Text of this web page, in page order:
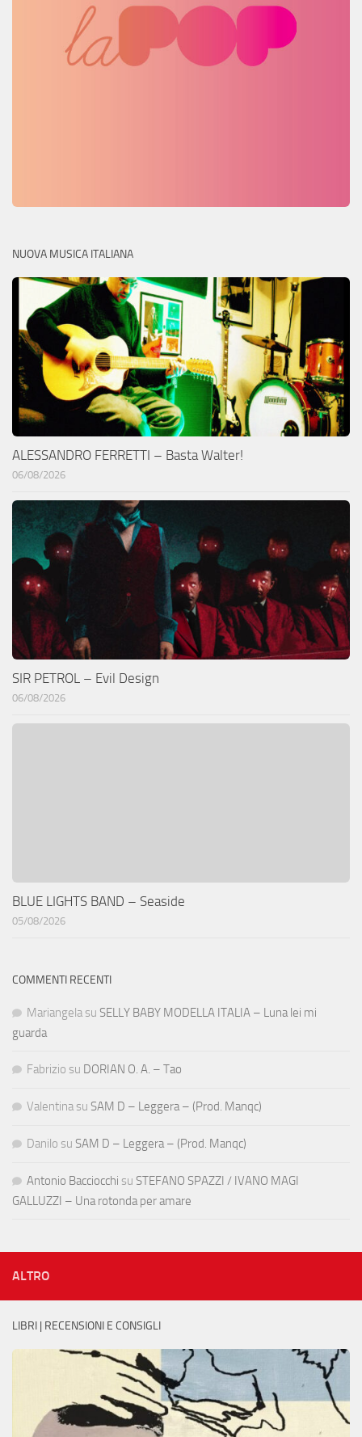
NUOVA MUSICA ITALIANA
ALESSANDRO FERRETTI – Basta Walter!
06/08/2026
SIR PETROL – Evil Design
06/08/2026
BLUE LIGHTS BAND – Seaside
05/08/2026
COMMENTI RECENTI
Mariangela su SELLY BABY MODELLA ITALIA – Luna lei mi
guarda
Fabrizio su DORIAN O. A. – Tao
Valentina su SAM D – Leggera – (Prod. Manqc)
Danilo su SAM D – Leggera – (Prod. Manqc)
Antonio Bacciocchi su STEFANO SPAZZI / IVANO MAGI
GALLUZZI – Una rotonda per amare
ALTRO
LIBRI | RECENSIONI E CONSIGLI